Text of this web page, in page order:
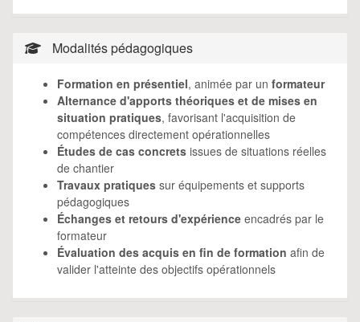
Modalités pédagogiques
Formation en présentiel, animée par un formateur
Alternance d'apports théoriques et de mises en
situation pratiques, favorisant l'acquisition de
compétences directement opérationnelles
Études de cas concrets issues de situations réelles
de chantier
Travaux pratiques sur équipements et supports
pédagogiques
Échanges et retours d'expérience encadrés par le
formateur
Évaluation des acquis en fin de formation afin de
valider l'atteinte des objectifs opérationnels